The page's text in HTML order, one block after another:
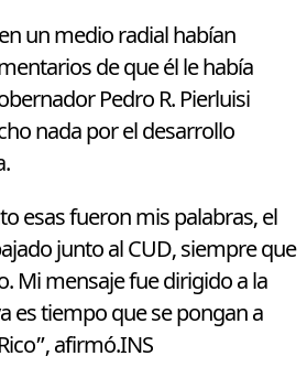
un medio radial habían
de que él le había
Pedro R. Pierluisi
nada por el desarrollo
esas fueron mis palabras, el
junto al CUD, siempre que
Mi mensaje fue dirigido a la
es tiempo que se pongan a
afirmó.INS